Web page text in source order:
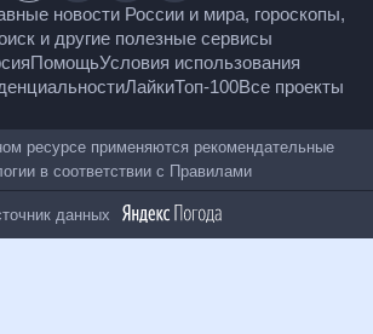
главные новости России и мира,
поиск и другие полезные сервисы
ПомощьУсловия использования
ЛайкиТоп-100
ресурсе применяются
технологии в соответствии сПравилами
данных